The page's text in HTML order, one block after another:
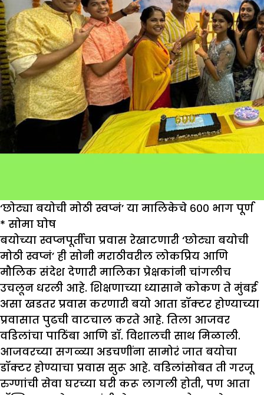
‘छोट्या बयोची मोठी स्वप्नं’ या मालिकेचे ६०० भाग पूर्ण
* सोमा घोष
बयोच्या स्वप्नपूर्तीचा प्रवास रेखाटणारी ‘छोट्या बयोची
मोठी स्वप्नं’ ही सोनी मराठीवरील लोकप्रिय आणि
मौलिक संदेश देणारी मालिका प्रेक्षकांनी चांगलीच
उचलून धरली आहे. शिक्षणाच्या ध्यासाने कोकण ते मुंबई
असा खडतर प्रवास करणारी बयो आता डॉक्टर होण्याच्या
प्रवासात पुढची वाटचाल करते आहे. तिला आजवर
वडिलांचा पाठिंबा आणि डॉ. विशालची साथ मिळाली.
आजवरच्या सगळ्या अडचणींना सामोरं जात बयोचा
डॉक्टर होण्याचा प्रवास सुरू आहे. वडिलांसोबत ती गरजू
रुग्णांची सेवा घरच्या घरी करू लागली होती, पण आता